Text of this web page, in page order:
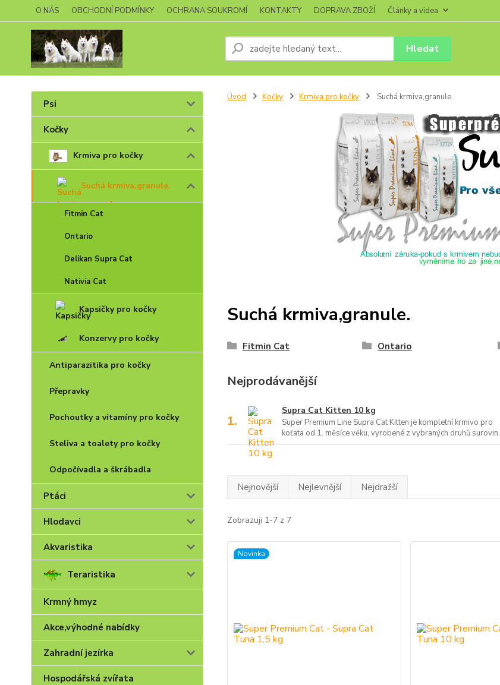
O NÁS OBCHODNÍ PODMÍNKY OCHRANA SOUKROMÍ KONTAKTY DOPRAVA ZBOŽÍ Články a videa
Hledat
Psi
Kočky
Krmiva pro kočky
Suchá krmiva,granule.
Fitmin Cat
Ontario
Delikan Supra Cat
Nativia Cat
Kapsičky pro kočky
Konzervy pro kočky
Antiparazitika pro kočky
Přepravky
Pochoutky a vitamíny pro kočky
Steliva a toalety pro kočky
Odpočívadla a škrábadla
Ptáci
Hlodavci
Akvaristika
Teraristika
Krmný hmyz
Akce,výhodné nabídky
Zahradní jezírka
Hospodářská zvířata
Úvod Kočky Krmiva pro kočky Suchá krmiva,granule.
Suchá krmiva,granule.
Fitmin Cat Ontario
Nejprodávanější
1.
Supra Cat Kitten 10 kg
Super Premium Line Supra Cat Kitten je kompletní krmivo pro
koťata od 1. měsíce věku, vyrobené z vybraných druhů surovin.
Nejnovější Nejlevnější Nejdražší
Zobrazuji 1-7 z 7
Novinka